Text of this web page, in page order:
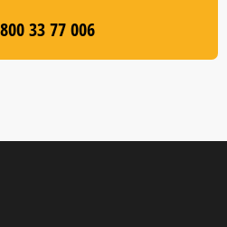
33 77 006